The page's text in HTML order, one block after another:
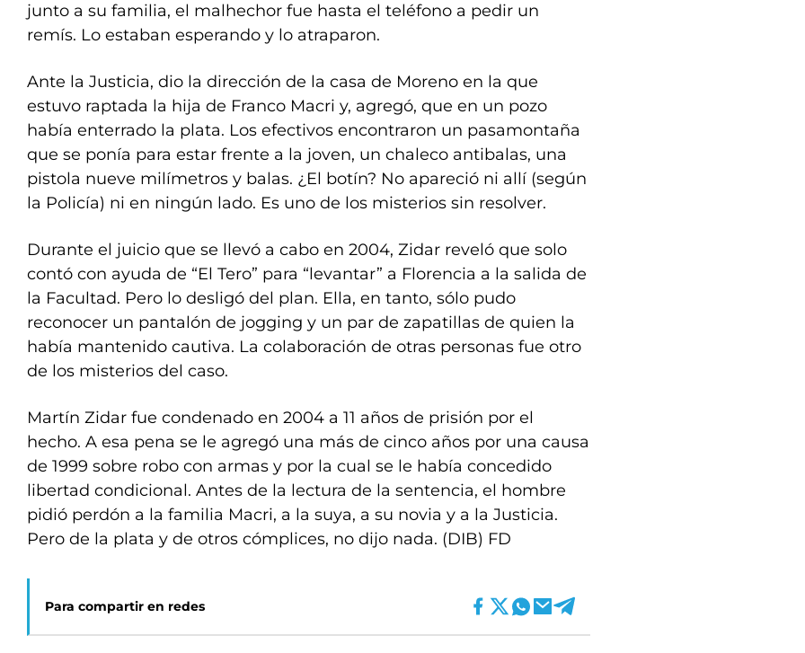
junto a su familia, el malhechor fue hasta el teléfono a pedir un
remís. Lo estaban esperando y lo atraparon.
Ante la Justicia, dio la dirección de la casa de Moreno en la que
estuvo raptada la hija de Franco Macri y, agregó, que en un pozo
había enterrado la plata. Los efectivos encontraron un pasamontaña
que se ponía para estar frente a la joven, un chaleco antibalas, una
pistola nueve milímetros y balas. ¿El botín? No apareció ni allí (según
la Policía) ni en ningún lado. Es uno de los misterios sin resolver.
Durante el juicio que se llevó a cabo en 2004, Zidar reveló que solo
contó con ayuda de “El Tero” para “levantar” a Florencia a la salida de
la Facultad. Pero lo desligó del plan. Ella, en tanto, sólo pudo
reconocer un pantalón de jogging y un par de zapatillas de quien la
había mantenido cautiva. La colaboración de otras personas fue otro
de los misterios del caso.
Martín Zidar fue condenado en 2004 a 11 años de prisión por el
hecho. A esa pena se le agregó una más de cinco años por una causa
de 1999 sobre robo con armas y por la cual se le había concedido
libertad condicional. Antes de la lectura de la sentencia, el hombre
pidió perdón a la familia Macri, a la suya, a su novia y a la Justicia.
Pero de la plata y de otros cómplices, no dijo nada. (DIB) FD
Para compartir en redes